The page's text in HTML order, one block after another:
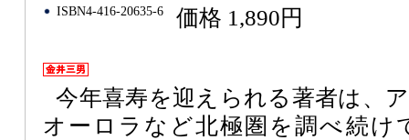
ISBN4-416-20635-6 価格 1,890円
今年喜寿を迎えられる著者は、
オーロラなど北極圏を調べ続け